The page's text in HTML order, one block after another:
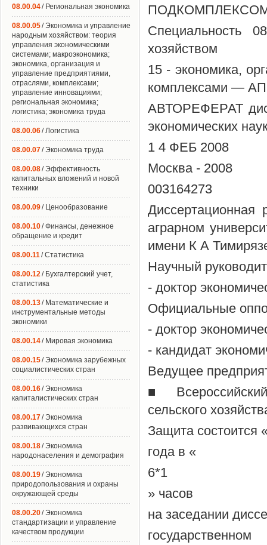
Специальность
хозяйством
15 - экономика,
комплексами —
АВТОРЕФЕРАТ
экономических
1 4 ФЕБ 2008
Москва - 2008
003164273
Диссертационная
аграрном
имени К А
Научный
- доктор
Официальные
- доктор
- кандидат
Ведущее
■ Всероссийский
сельского
Защита состоится
года в «
6*1
» часов
на заседании
08.00.04/ Региональная экономика
08.00.05/ Экономика и управление
народным хозяйством: теория
управления экономическими
системами; макроэкономика;
экономика, организация и
управление предприятиями,
отраслями, комплексами;
управление инновациями;
региональная экономика;
логистика; экономика труда
08.00.06/ Логистика
08.00.07/ Экономика труда
08.00.08/ Эффективность
капитальных вложений и новой
техники
08.00.09/ Ценообразование
08.00.10/ Финансы, денежное
обращение и кредит
08.00.11/ Статистика
08.00.12/ Бухгалтерский учет,
статистика
08.00.13/ Математические и
инструментальные методы
экономики
08.00.14/ Мировая экономика
08.00.15/ Экономика зарубежных
социалистических стран
08.00.16/ Экономика
капиталистических стран
08.00.17/ Экономика
развивающихся стран
08.00.18/ Экономика
народонаселения и демография
08.00.19/ Экономика
природопользования и охраны
окружающей среды
08.00.20/ Экономика
стандартизации и управление
качеством продукции